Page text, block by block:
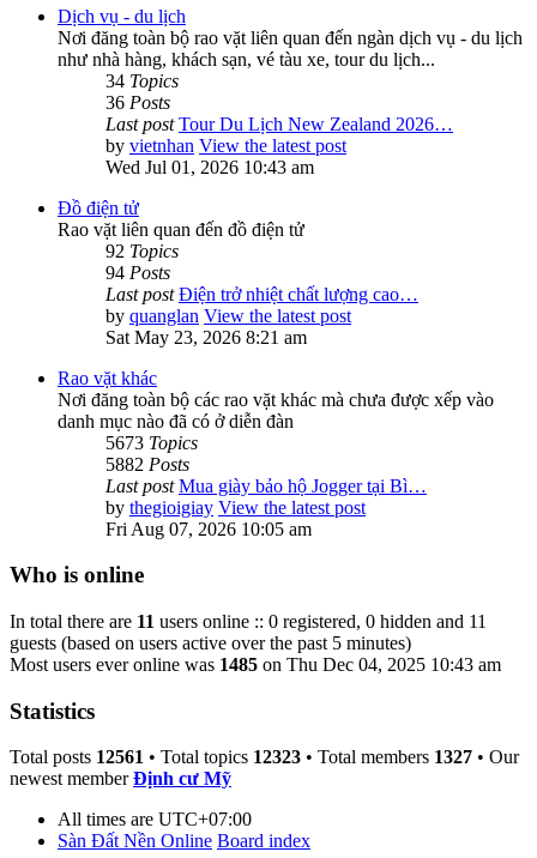
Dịch vụ - du lịch
Nơi đăng toàn bộ rao vặt liên quan đến ngàn dịch vụ - du lịch
như nhà hàng, khách sạn, vé tàu xe, tour du lịch...
34 Topics
36 Posts
Last post Tour Du Lịch New Zealand 2026…
by vietnhan View the latest post
Wed Jul 01, 2026 10:43 am
Đồ điện tử
Rao vặt liên quan đến đồ điện tử
92 Topics
94 Posts
Last post Điện trở nhiệt chất lượng cao…
by quanglan View the latest post
Sat May 23, 2026 8:21 am
Rao vặt khác
Nơi đăng toàn bộ các rao vặt khác mà chưa được xếp vào
danh mục nào đã có ở diễn đàn
5673 Topics
5882 Posts
Last post Mua giày bảo hộ Jogger tại Bì…
by thegioigiay View the latest post
Fri Aug 07, 2026 10:05 am
Who is online
In total there are 11 users online :: 0 registered, 0 hidden and 11
guests (based on users active over the past 5 minutes)
Most users ever online was 1485 on Thu Dec 04, 2025 10:43 am
Statistics
Total posts 12561 • Total topics 12323 • Total members 1327 • Our
newest memberĐịnh cư Mỹ
All times are UTC+07:00
Sàn Đất Nền Online Board index